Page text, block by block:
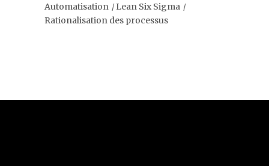
Automatisation
Lean Six Sigma
Rationalisation des processus